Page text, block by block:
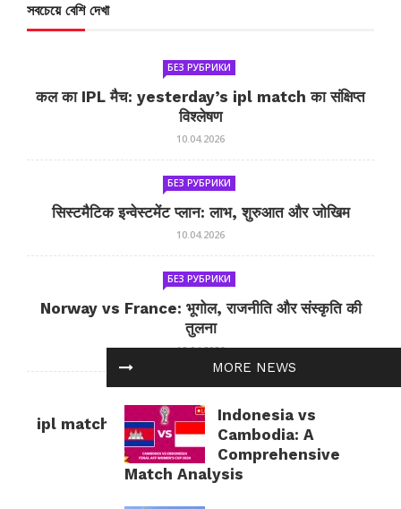
MORE NEWS
Indonesia vs
Cambodia: A
Comprehensive
Match Analysis
সবচেয়ে বেশি দেখা
БЕЗ РУБРИКИ
कल का IPL मैच: yesterday’s ipl match का संक्षिप्त
विश्लेषण
10.04.2026
БЕЗ РУБРИКИ
सिस्टमैटिक इन्वेस्टमेंट प्लान: लाभ, शुरुआत और जोखिम
10.04.2026
БЕЗ РУБРИКИ
Norway vs France: भूगोल, राजनीति और संस्कृति की
तुलना
10.04.2026
ipl match tomorrow: कल का IPL मैच — जानकारी
और सलाह
10.04.2026